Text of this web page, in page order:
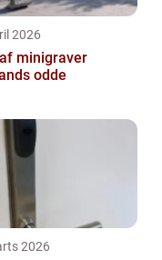
2026
minigraver
odde
2026